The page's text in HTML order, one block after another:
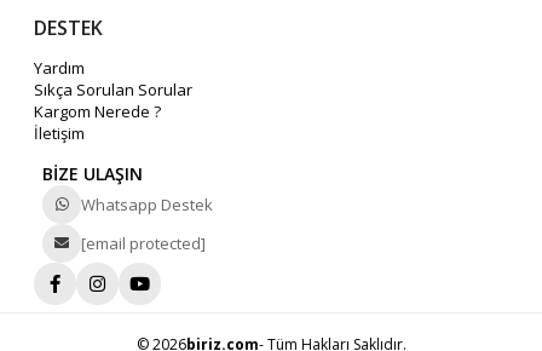
DESTEK
Yardım
Sıkça Sorulan Sorular
Kargom Nerede ?
İletişim
BİZE ULAŞIN
Whatsapp Destek
[email protected]
© 2026biriz.com- Tüm Hakları Saklıdır.